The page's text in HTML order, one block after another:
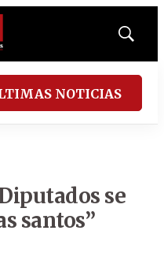
Mostrar
NOTICIAS
se
santos”